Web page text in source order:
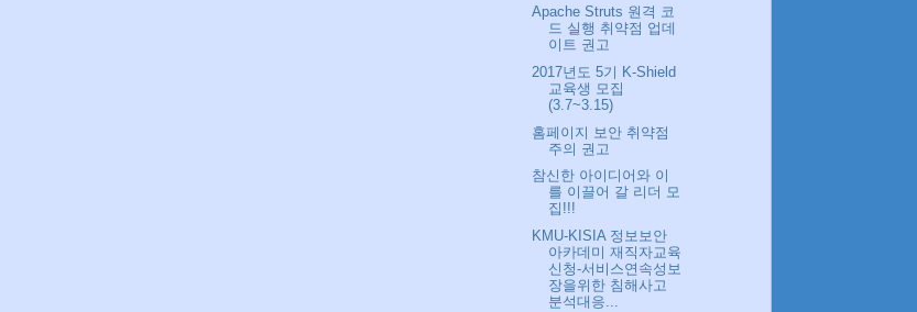
Apache Struts 원격 코
드 실행 취약점 업데
이트 권고
2017년도 5기 K-Shield
교육생 모집
(3.7~3.15)
홈페이지 보안 취약점
주의 권고
참신한 아이디어와 이
를 이끌어 갈 리더 모
집!!!
KMU-KISIA 정보보안
아카데미 재직자교육
신청-서비스연속성보
장을위한 침해사고
분석대응...